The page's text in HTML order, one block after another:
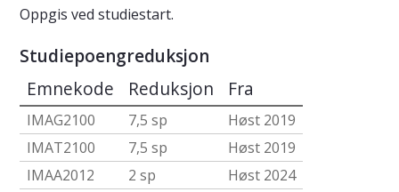
Oppgis ved studiestart.
Studiepoengreduksjon
Emnekode Reduksjon Fra
IMAG2100 7,5 sp
Høst 2019
IMAT2100
7,5 sp
Høst 2019
IMAA2012
2 sp
Høst 2024